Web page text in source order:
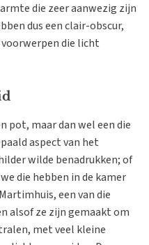
die zeer aanwezig zijn
dus een clair-obscur,
die licht
pot, maar dan wel een die
aspect van het
wilde benadrukken; of
die hebben in de kamer
een van die
alsof ze zijn gemaakt om
met veel kleine